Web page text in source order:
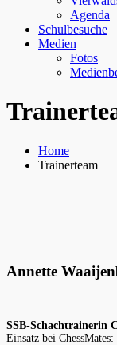
Agenda
Schulbesuche
Medien
Fotos
Home
Trainerteam
Annette
SSB-Schachtrainerin C
Einsatz bei